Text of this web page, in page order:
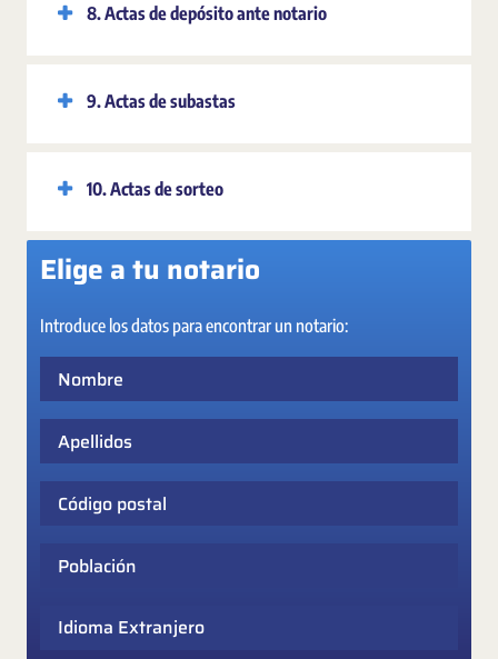
8. Actas de depósito ante notario
9. Actas de subastas
10. Actas de sorteo
Elige a tu notario
Introduce los datos para encontrar un notario:
Idioma Extranjero